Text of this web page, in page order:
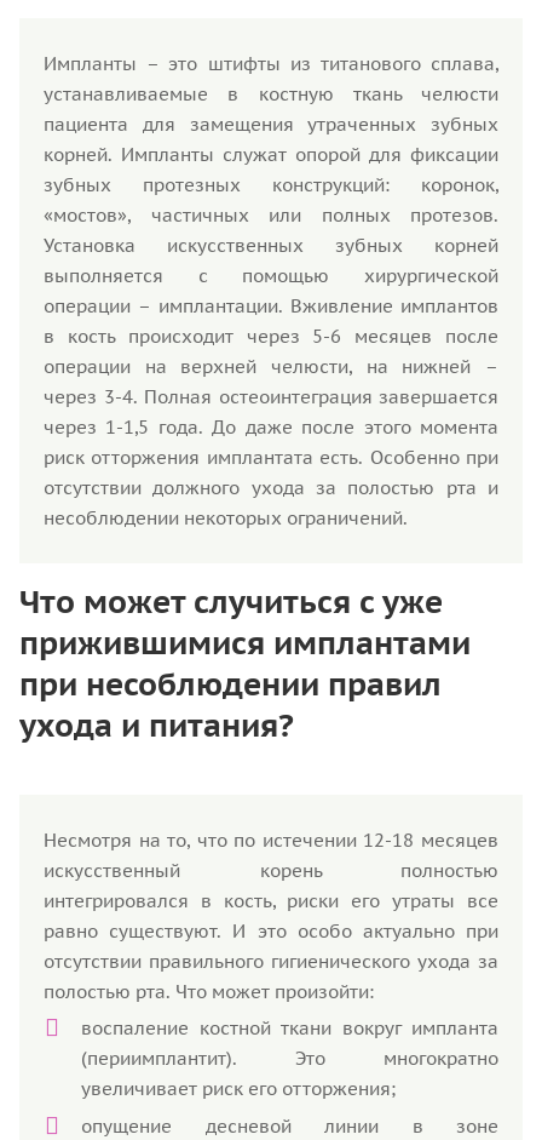
Импланты – это штифты из титанового сплава,
устанавливаемые в костную ткань челюсти
пациента для замещения утраченных зубных
корней. Импланты служат опорой для фиксации
зубных протезных конструкций: коронок,
«мостов», частичных или полных протезов.
Установка искусственных зубных корней
выполняется с помощью хирургической
операции – имплантации. Вживление имплантов
в кость происходит через 5-6 месяцев после
операции на верхней челюсти, на нижней –
через 3-4. Полная остеоинтеграция завершается
через 1-1,5 года. До даже после этого момента
риск отторжения имплантата есть. Особенно при
отсутствии должного ухода за полостью рта и
несоблюдении некоторых ограничений.
Что может случиться с уже
прижившимися имплантами
при несоблюдении правил
ухода и питания?
Несмотря на то, что по истечении 12-18 месяцев
искусственный корень полностью
интегрировался в кость, риски его утраты все
равно существуют. И это особо актуально при
отсутствии правильного гигиенического ухода за
полостью рта. Что может произойти:
воспаление костной ткани вокруг импланта
(периимплантит). Это многократно
увеличивает риск его отторжения;
опущение десневой линии в зоне